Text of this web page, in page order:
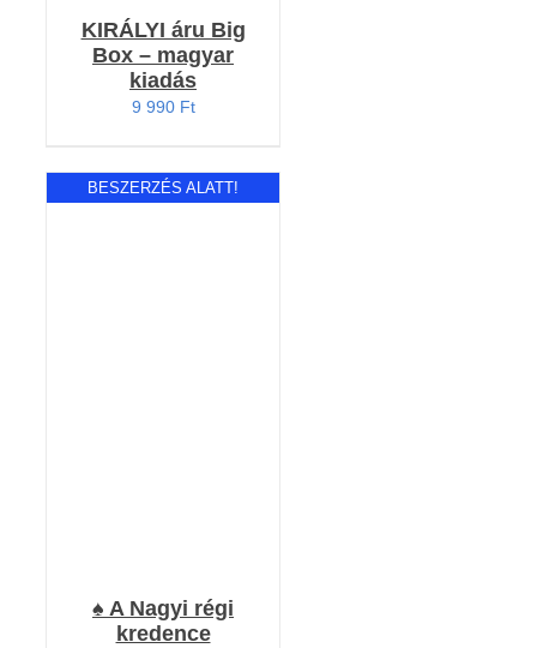
KIRÁLYI áru Big
Box – magyar
kiadás
9 990 Ft
BESZERZÉS ALATT!
♠️ A Nagyi régi
kredence